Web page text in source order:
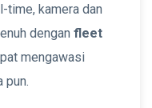
time, kamera dan
dengan fleet
mengawasi
pun.